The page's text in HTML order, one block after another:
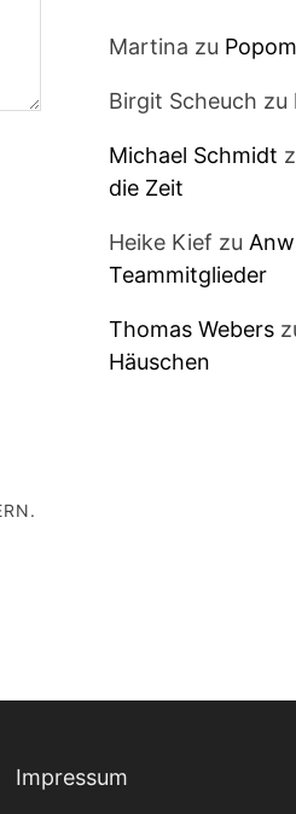
Martina zu
Birgit Scheuch zu
Michael Schmidt
die Zeit
Heike Kief zu
Teammitglieder
Thomas Webers
Häuschen
Impressum